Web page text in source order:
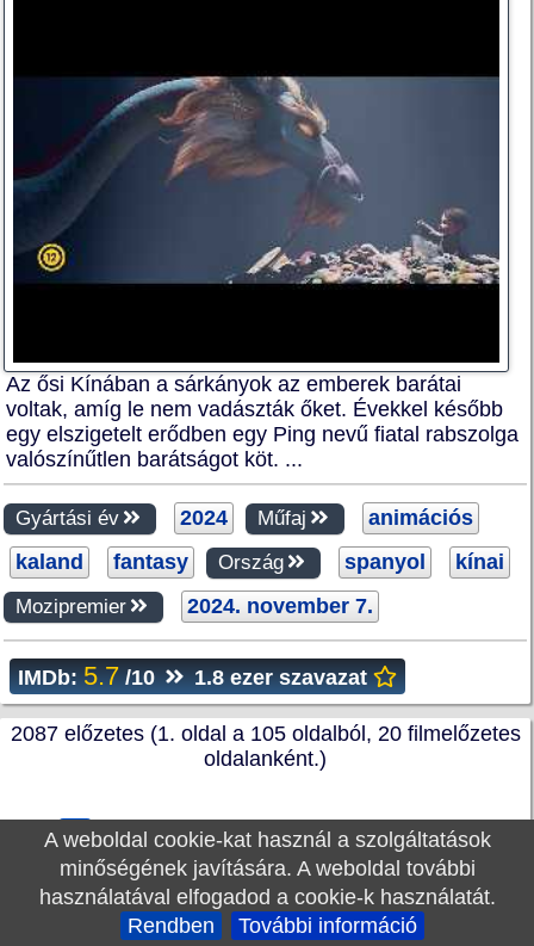
A weboldal cookie-kat használ a szolgáltatások
minőségének javítására. A weboldal további
használatával elfogadod a cookie-k használatát.
Rendben
További információ
Az ősi Kínában a sárkányok az emberek barátai
voltak, amíg le nem vadászták őket. Évekkel később
egy elszigetelt erődben egy Ping nevű fiatal rabszolga
valószínűtlen barátságot köt. ...
Gyártási év 2024 Műfaj
animációs
kaland
fantasy Ország spanyol kínai
Mozipremier 2024. november 7.
IMDb: 5.7 /10 1.8 ezer szavazat
2087 előzetes (1. oldal a 105 oldalból, 20 filmelőzetes
oldalanként.)
1 2 3 4 Következő
Utolsó